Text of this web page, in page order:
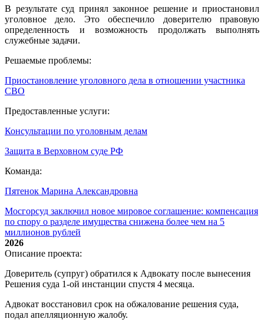
В результате суд принял законное решение и приостановил
уголовное дело. Это обеспечило доверителю правовую
определенность и возможность продолжать выполнять
служебные задачи.
Решаемые проблемы:
Приостановление уголовного дела в отношении участника
СВО
Предоставленные услуги:
Консультации по уголовным делам
Защита в Верховном суде РФ
Команда:
Пятенок Марина Александровна
Мосгорсуд заключил новое мировое соглашение: компенсация
по спору о разделе имущества снижена более чем на 5
миллионов рублей
2026
Описание проекта:
Доверитель (супруг) обратился к Адвокату после вынесения
Решения суда 1-ой инстанции спустя 4 месяца.
Адвокат восстановил срок на обжалование решения суда,
подал апелляционную жалобу.